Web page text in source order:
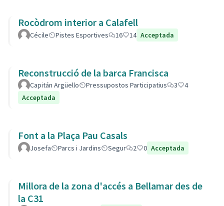
Rocòdrom interior a Calafell
Cécile Pistes Esportives 16 14 Acceptada
Reconstrucció de la barca Francisca
Capitán Argüello Pressupostos Participatius 3
4
Acceptada
Font a la Plaça Pau Casals
Josefa Parcs i Jardins Segur 2 0 Acceptada
Millora de la zona d'accés a Bellamar des de
la C31